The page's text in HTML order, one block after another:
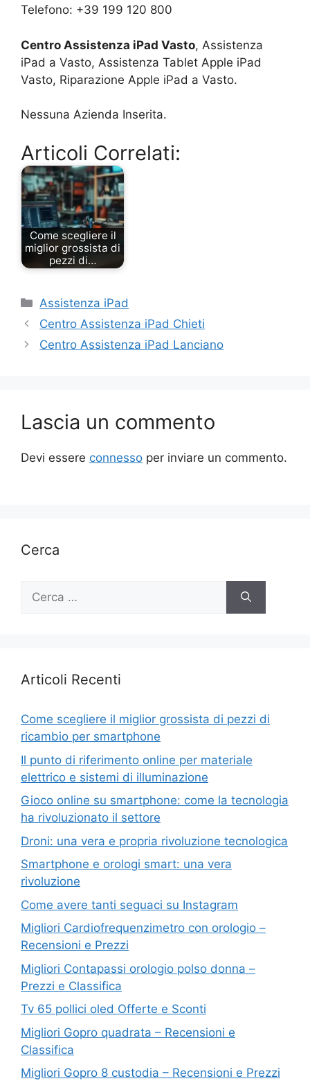
Telefono: +39 199 120 800
Centro Assistenza iPad Vasto, Assistenza
iPad a Vasto, Assistenza Tablet Apple iPad
Vasto, Riparazione Apple iPad a Vasto.
Nessuna Azienda Inserita.
Articoli Correlati:
Come scegliere il
miglior grossista di
pezzi di…
Categorie
Assistenza iPad
Centro Assistenza iPad Chieti
Centro Assistenza iPad Lanciano
Lascia un commento
Devi essere connesso per inviare un commento.
Cerca
Ricerca
Articoli Recenti
Come scegliere il miglior grossista di pezzi di
ricambio per smartphone
Il punto di riferimento online per materiale
elettrico e sistemi di illuminazione
Gioco online su smartphone: come la tecnologia
ha rivoluzionato il settore
Droni: una vera e propria rivoluzione tecnologica
Smartphone e orologi smart: una vera
rivoluzione
Come avere tanti seguaci su Instagram
Migliori Cardiofrequenzimetro con orologio –
Recensioni e Prezzi
Migliori Contapassi orologio polso donna –
Prezzi e Classifica
Tv 65 pollici oled Offerte e Sconti
Migliori Gopro quadrata – Recensioni e
Classifica
Migliori Gopro 8 custodia – Recensioni e Prezzi